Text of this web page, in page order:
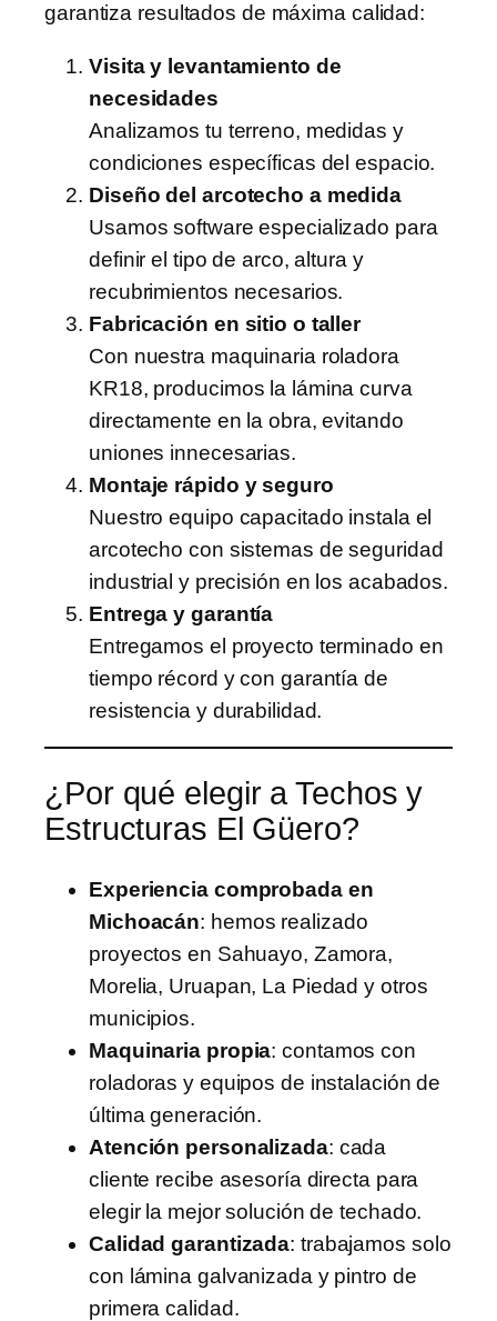
garantiza resultados de máxima calidad:
Visita y levantamiento de
necesidades
Analizamos tu terreno, medidas y
condiciones específicas del espacio.
Diseño del arcotecho a medida
Usamos software especializado para
definir el tipo de arco, altura y
recubrimientos necesarios.
Fabricación en sitio o taller
Con nuestra maquinaria roladora
KR18, producimos la lámina curva
directamente en la obra, evitando
uniones innecesarias.
Montaje rápido y seguro
Nuestro equipo capacitado instala el
arcotecho con sistemas de seguridad
industrial y precisión en los acabados.
Entrega y garantía
Entregamos el proyecto terminado en
tiempo récord y con garantía de
resistencia y durabilidad.
¿Por qué elegir a Techos y
Estructuras El Güero?
Experiencia comprobada en
Michoacán: hemos realizado
proyectos en Sahuayo, Zamora,
Morelia, Uruapan, La Piedad y otros
municipios.
Maquinaria propia: contamos con
roladoras y equipos de instalación de
última generación.
Atención personalizada: cada
cliente recibe asesoría directa para
elegir la mejor solución de techado.
Calidad garantizada: trabajamos solo
con lámina galvanizada y pintro de
primera calidad.